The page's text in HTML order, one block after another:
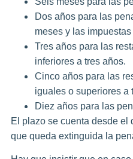
Dos años para las
meses y las
Tres años para las
inferiores a tres años.
Cinco años para las
iguales o superiores a
Diez años para las
El plazo se cuenta desde el
que queda extinguida la